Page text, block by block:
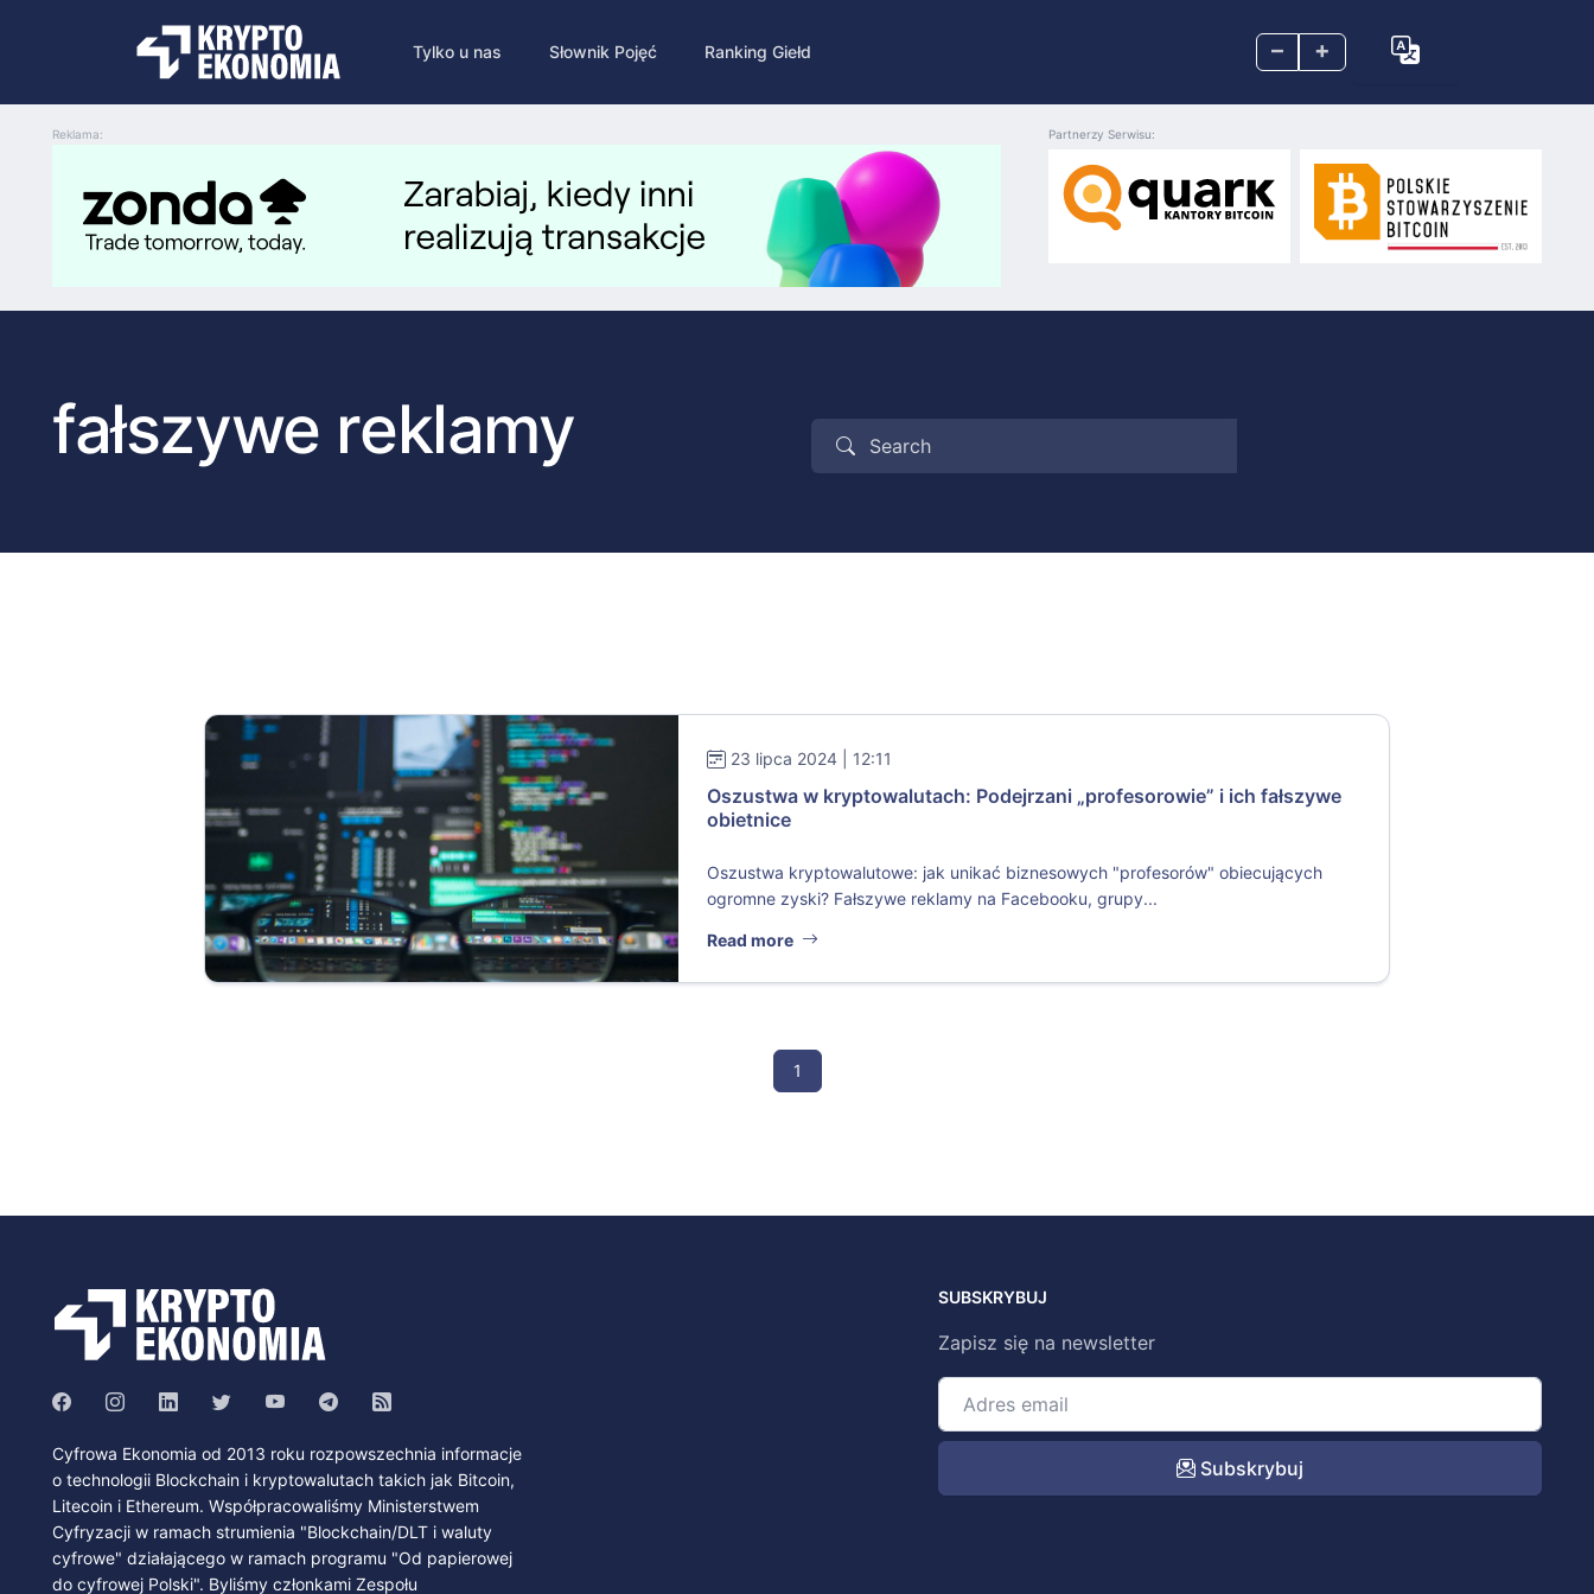
– +
Tylko u nas Słownik Pojęć Ranking Giełd
Reklama: Partnerzy Serwisu:
fałszywe reklamy
23 lipca 2024 | 12:11
Oszustwa w kryptowalutach: Podejrzani „profesorowie” i ich fałszywe
obietnice
Oszustwa kryptowalutowe: jak unikać biznesowych "profesorów" obiecujących
ogromne zyski? Fałszywe reklamy na Facebooku, grupy...
Read more
1
Cyfrowa Ekonomia od 2013 roku rozpowszechnia informacje
o technologii Blockchain i kryptowalutach takich jak Bitcoin,
Litecoin i Ethereum. Współpracowaliśmy Ministerstwem
Cyfryzacji w ramach strumienia "Blockchain/DLT i waluty
cyfrowe" działającego w ramach programu "Od papierowej
do cyfrowej Polski". Byliśmy członkami Zespołu
SUBSKRYBUJ
Zapisz się na newsletter
Subskrybuj